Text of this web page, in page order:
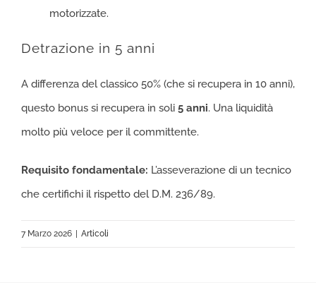
motorizzate.
Detrazione in 5 anni
A differenza del classico 50% (che si recupera in 10 anni),
questo bonus si recupera in soli 5 anni. Una liquidità
molto più veloce per il committente.
Requisito fondamentale: L’asseverazione di un tecnico
che certifichi il rispetto del D.M. 236/89.
7 Marzo 2026 | Articoli